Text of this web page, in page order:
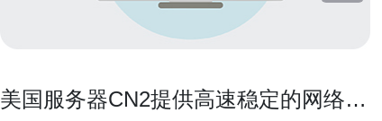
美国服务器CN2提供高速稳定的网络连